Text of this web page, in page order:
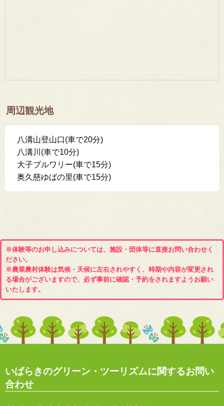
周辺観光地
八溝山登山口(車で20分)
八溝川(車で10分)
大子ブルワリー(車で15分)
奥久慈ゆばの里(車で15分)
※体験等のお申し込みについては、施設・団体等に直接お問い合わせく
ださい。
※農業農村体験は気候・天候に左右されやすく、時期や内容が変更され
る場合がございますので、必ず事前に確認・予約をされますようお願い
いたします。
いばらきのグリーン・ツーリズムに関するお問い
合わせ